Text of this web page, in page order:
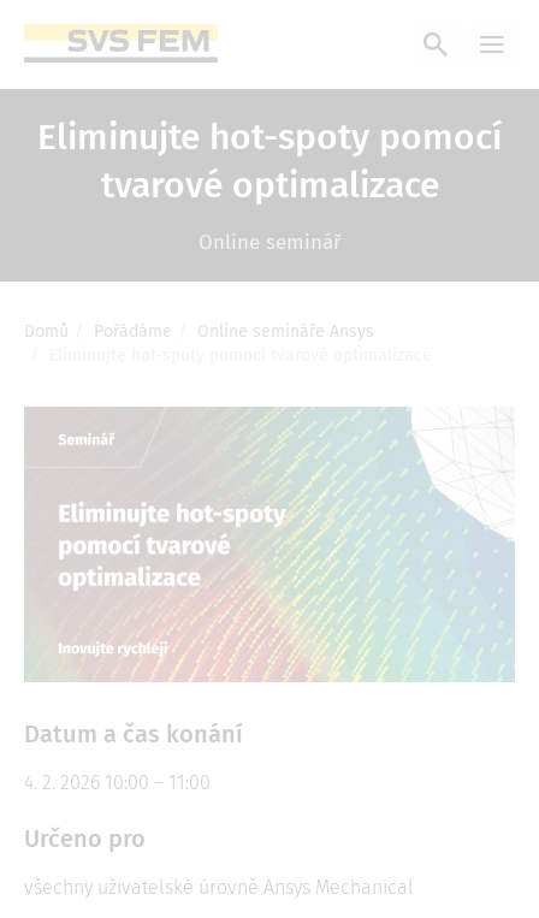
hlavnímu
Eliminujte hot-spoty pomocí
tvarové optimalizace
Online seminář
Drobečková
Domů Pořádáme
Online semináře Ansys
Datum a čas konání
4. 2. 2026 10:00 – 11:00
Určeno pro
všechny uživatelské úrovně Ansys Mechanical